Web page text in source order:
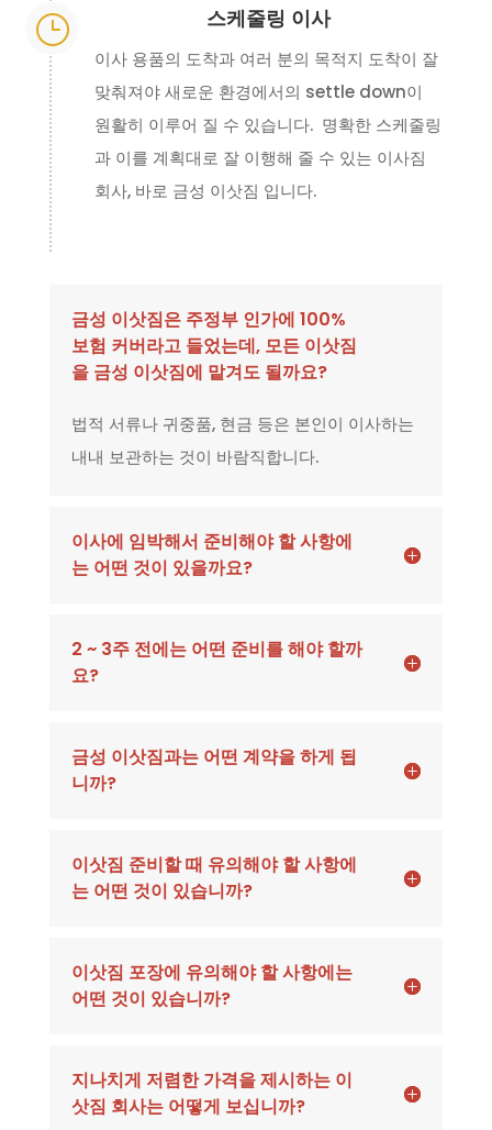
} 스케줄링 이사
이사 용품의 도착과 여러 분의 목적지 도착이 잘
맞춰져야 새로운 환경에서의 settle down이
원활히 이루어 질 수 있습니다. 명확한 스케줄링
과 이를 계획대로 잘 이행해 줄 수 있는 이사짐
회사, 바로 금성 이삿짐 입니다.
금성 이삿짐은 주정부 인가에 100%
보험 커버라고 들었는데, 모든 이삿짐
을 금성 이삿짐에 맡겨도 될까요?
법적 서류나 귀중품, 현금 등은 본인이 이사하는
내내 보관하는 것이 바람직합니다.
이사에 임박해서 준비해야 할 사항에
는 어떤 것이 있을까요?
2 ~ 3주 전에는 어떤 준비를 해야 할까
요?
금성 이삿짐과는 어떤 계약을 하게 됩
니까?
이삿짐 준비할 때 유의해야 할 사항에
는 어떤 것이 있습니까?
이삿짐 포장에 유의해야 할 사항에는
어떤 것이 있습니까?
지나치게 저렴한 가격을 제시하는 이
삿짐 회사는 어떻게 보십니까?